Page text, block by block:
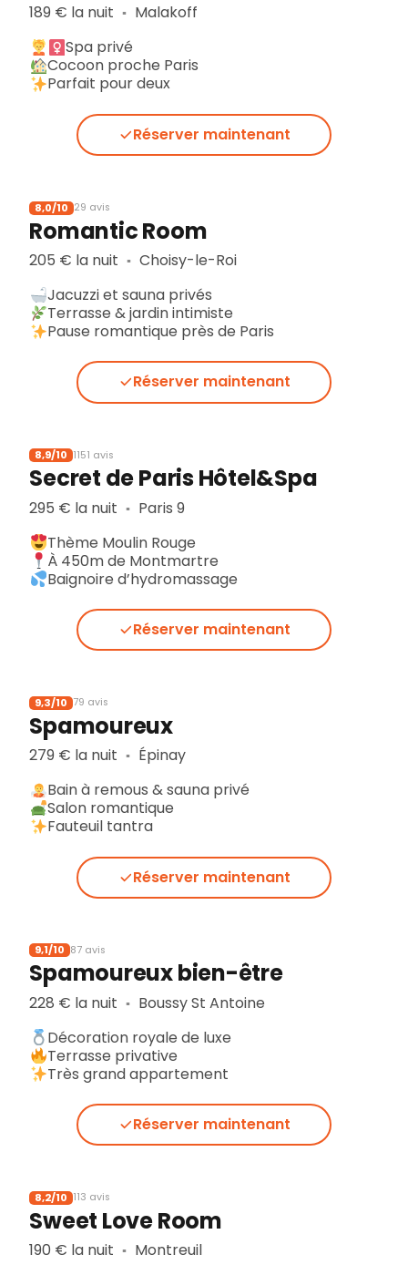
189 € la nuit ▪︎ Malakoff
Spa privé
Cocoon proche Paris
Parfait pour deux
Réserver maintenant
8,0/10 29 avis
Romantic Room
205 € la nuit ▪︎ Choisy-le-Roi
Jacuzzi et sauna privés
Terrasse & jardin intimiste
Pause romantique près de Paris
Réserver maintenant
8,9/10 1151 avis
Secret de Paris Hôtel&Spa
295 € la nuit ▪︎ Paris 9
Thème Moulin Rouge
À 450m de Montmartre
Baignoire d’hydromassage
Réserver maintenant
9,3/10 79 avis
Spamoureux
279 € la nuit ▪︎ Épinay
Bain à remous & sauna privé
Salon romantique
Fauteuil tantra
Réserver maintenant
9,1/10 87 avis
Spamoureux bien-être
228 € la nuit ▪︎ Boussy St Antoine
Décoration royale de luxe
Terrasse privative
Très grand appartement
Réserver maintenant
8,2/10 113 avis
Sweet Love Room
190 € la nuit ▪︎ Montreuil